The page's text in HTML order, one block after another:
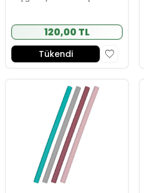
120,00 TL
Tükendi